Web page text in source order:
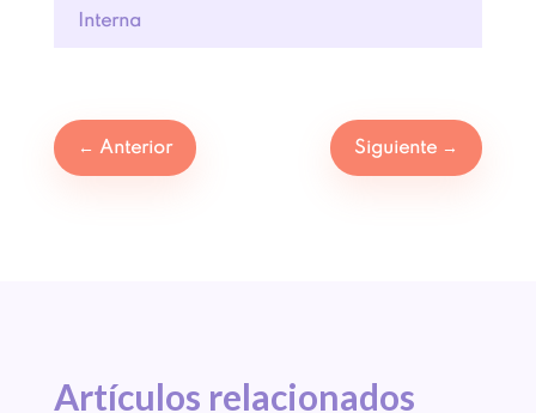
Interna
← Anterior Siguiente →
Artículos relacionados